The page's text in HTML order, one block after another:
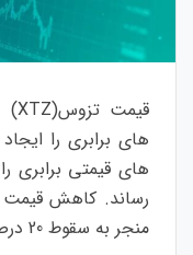
های برابری را
رساند. کاهش قیمت
منجر به سقوط 20 درصدی تزوس شود.